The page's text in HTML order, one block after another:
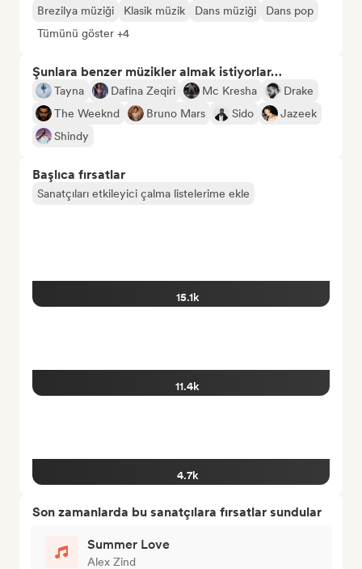
Brezilya müziği
Klasik müzik Dans müziği
Dans pop
Tümünü göster +4
Şunlara benzer müzikler almak istiyorlar…
Tayna Dafina Zeqiri Mc Kresha
Drake
The Weeknd
Bruno Mars Sido
Jazeek
Shindy
Başlıca fırsatlar
Sanatçıları etkileyici çalma listelerime ekle
15.1k
11.4k
4.7k
Son zamanlarda bu sanatçılara fırsatlar sundular
Summer Love
Alex Zind